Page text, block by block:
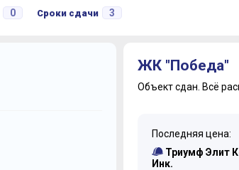
0 Сроки сдачи 3
Июль
Октябрь Сентябрь
Декабрь Ноябрь
ЖК "Победа"
Объект сдан. Всё
Последняя цена:
Триумф Элит
Инк.